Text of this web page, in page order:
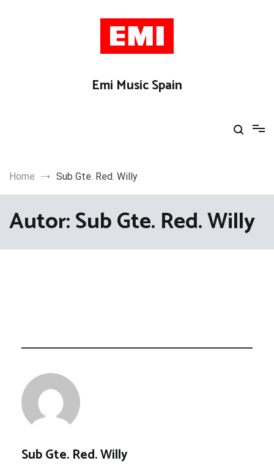
Emi Music Spain
Home Sub Gte. Red. Willy
Autor:Sub Gte. Red. Willy
Sub Gte. Red. Willy